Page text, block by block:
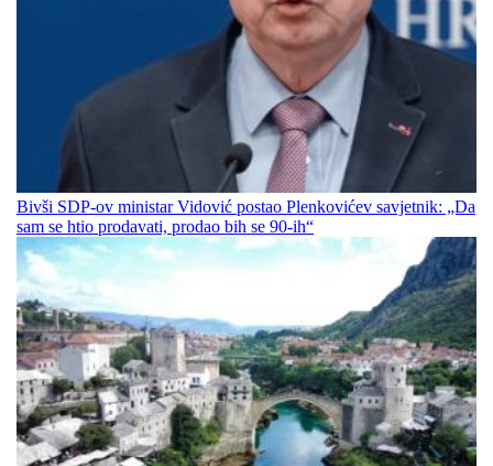
Bivši SDP-ov ministar Vidović postao Plenkovićev savjetnik: „Da
sam se htio prodavati, prodao bih se 90-ih“